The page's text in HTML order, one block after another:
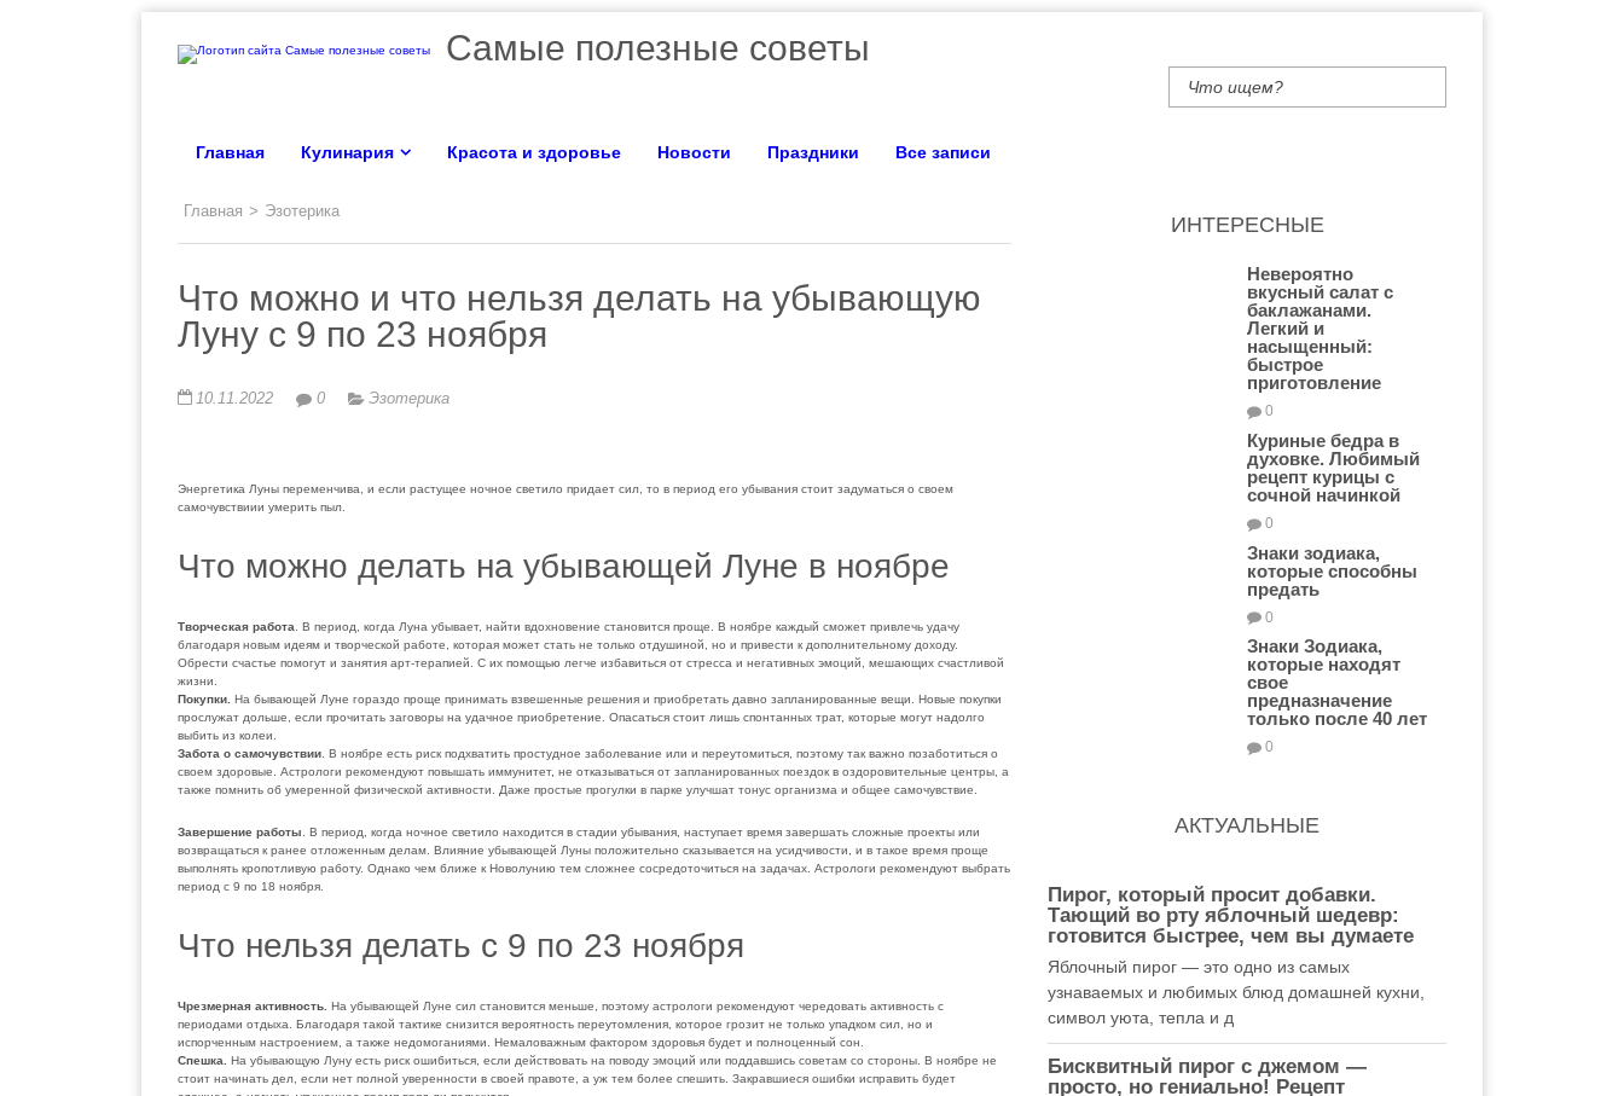
Самые полезные советы
Главная Кулинария Красота и здоровье Новости Праздники Все записи
Главная > Эзотерика
Что можно и что нельзя делать на убывающую
Луну с 9 по 23 ноября
10.11.2022 0 Эзотерика
Энергетика Луны переменчива, и если растущее ночное светило придает сил, то в период его убывания стоит задуматься о своем
самочувствиии умерить пыл.
Что можно делать на убывающей Луне в ноябре
Творческая работа . В период, когда Луна убывает, найти вдохновение становится проще. В ноябре каждый сможет привлечь удачу
благодаря новым идеям и творческой работе, которая может стать не только отдушиной, но и привести к дополнительному доходу.
Обрести счастье помогут и занятия арт-терапией. С их помощью легче избавиться от стресса и негативных эмоций, мешающих счастливой
жизни.
Покупки. На бывающей Луне гораздо проще принимать взвешенные решения и приобретать давно запланированные вещи. Новые покупки
прослужат дольше, если прочитать заговоры на удачное приобретение. Опасаться стоит лишь спонтанных трат, которые могут надолго
выбить из колеи.
Забота о самочувствии . В ноябре есть риск подхватить простудное заболевание или и переутомиться, поэтому так важно позаботиться о
своем здоровые. Астрологи рекомендуют повышать иммунитет, не отказываться от запланированных поездок в оздоровительные центры, а
также помнить об умеренной физической активности. Даже простые прогулки в парке улучшат тонус организма и общее самочувствие.
Завершение работы . В период, когда ночное светило находится в стадии убывания, наступает время завершать сложные проекты или
возвращаться к ранее отложенным делам. Влияние убывающей Луны положительно сказывается на усидчивости, и в такое время проще
выполнять кропотливую работу. Однако чем ближе к Новолунию тем сложнее сосредоточиться на задачах. Астрологи рекомендуют выбрать
период с 9 по 18 ноября.
Что нельзя делать с 9 по 23 ноября
Чрезмерная активность. На убывающей Луне сил становится меньше, поэтому астрологи рекомендуют чередовать активность с
периодами отдыха. Благодаря такой тактике снизится вероятность переутомления, которое грозит не только упадком сил, но и
испорченным настроением, а также недомоганиями. Немаловажным фактором здоровья будет и полноценный сон.
Спешка.
На убывающую Луну есть риск ошибиться, если действовать на поводу эмоций или поддавшись советам со стороны. В ноябре не
стоит начинать дел, если нет полной уверенности в своей правоте, а уж тем более спешить. Закравшиеся ошибки исправить будет
ИНТЕРЕСНЫЕ
Невероятно
вкусный салат с
баклажанами.
Легкий и
насыщенный:
быстрое
приготовление
0
Куриные бедра в
духовке. Любимый
рецепт курицы с
сочной начинкой
0
Знаки зодиака,
которые способны
предать
0
Знаки Зодиака,
которые находят
свое
предназначение
только после 40 лет
0
АКТУАЛЬНЫЕ
Пирог, который просит добавки.
Тающий во рту яблочный шедевр:
готовится быстрее, чем вы думаете
Яблочный пирог — это одно из самых
узнаваемых и любимых блюд домашней кухни,
символ уюта, тепла и д
Бисквитный пирог с джемом —
просто, но гениально! Рецепт